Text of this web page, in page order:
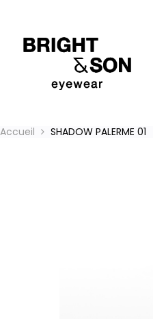
Accueil SHADOW PALERME 01